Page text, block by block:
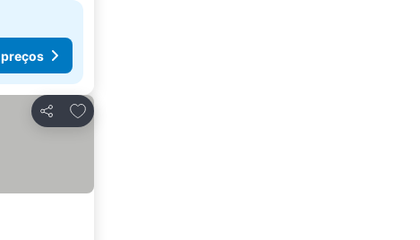
Partilhar
Adicionar aos favoritos